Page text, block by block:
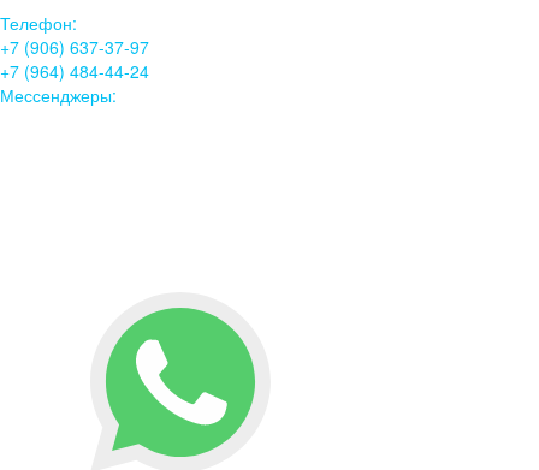
Телефон:
+7 (906) 637-37-97
+7 (964) 484-44-24
Мессенджеры: